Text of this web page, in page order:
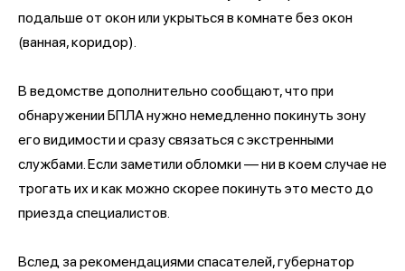
подальше от окон или укрыться в комнате без окон
(ванная, коридор).
В ведомстве дополнительно сообщают, что при
обнаружении БПЛА нужно немедленно покинуть зону
его видимости и сразу связаться с экстренными
службами. Если заметили обломки — ни в коем случае не
трогать их и как можно скорее покинуть это место до
приезда специалистов.
Вслед за рекомендациями спасателей, губернатор